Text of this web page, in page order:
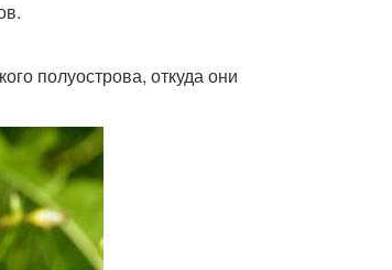
полуострова, откуда они